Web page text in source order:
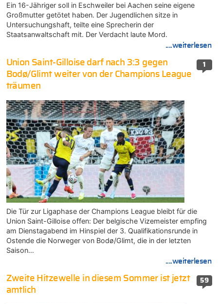
Ein 16-Jähriger soll in Eschweiler bei Aachen seine eigene
Großmutter getötet haben. Der Jugendlichen sitze in
Untersuchungshaft, teilte eine Sprecherin der
Staatsanwaltschaft mit. Der Verdacht laute Mord.
....weiterlesen
1
Union Saint-Gilloise darf nach 3:3 gegen
Bodø/Glimt weiter von der Champions League
träumen
Die Tür zur Ligaphase der Champions League bleibt für die
Union Saint-Gilloise offen: Der belgische Vizemeister empfing
am Dienstagabend im Hinspiel der 3. Qualifikationsrunde in
Ostende die Norweger von Bodø/Glimt, die in der letzten
Saison…
....weiterlesen
59
Zweite Hitzewelle in diesem Sommer ist jetzt
amtlich